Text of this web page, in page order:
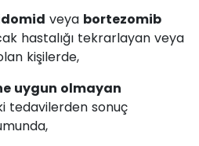
veya bortezomib
hastalığı tekrarlayan veya
kişilerde,
uygun olmayan
tedavilerden sonuç